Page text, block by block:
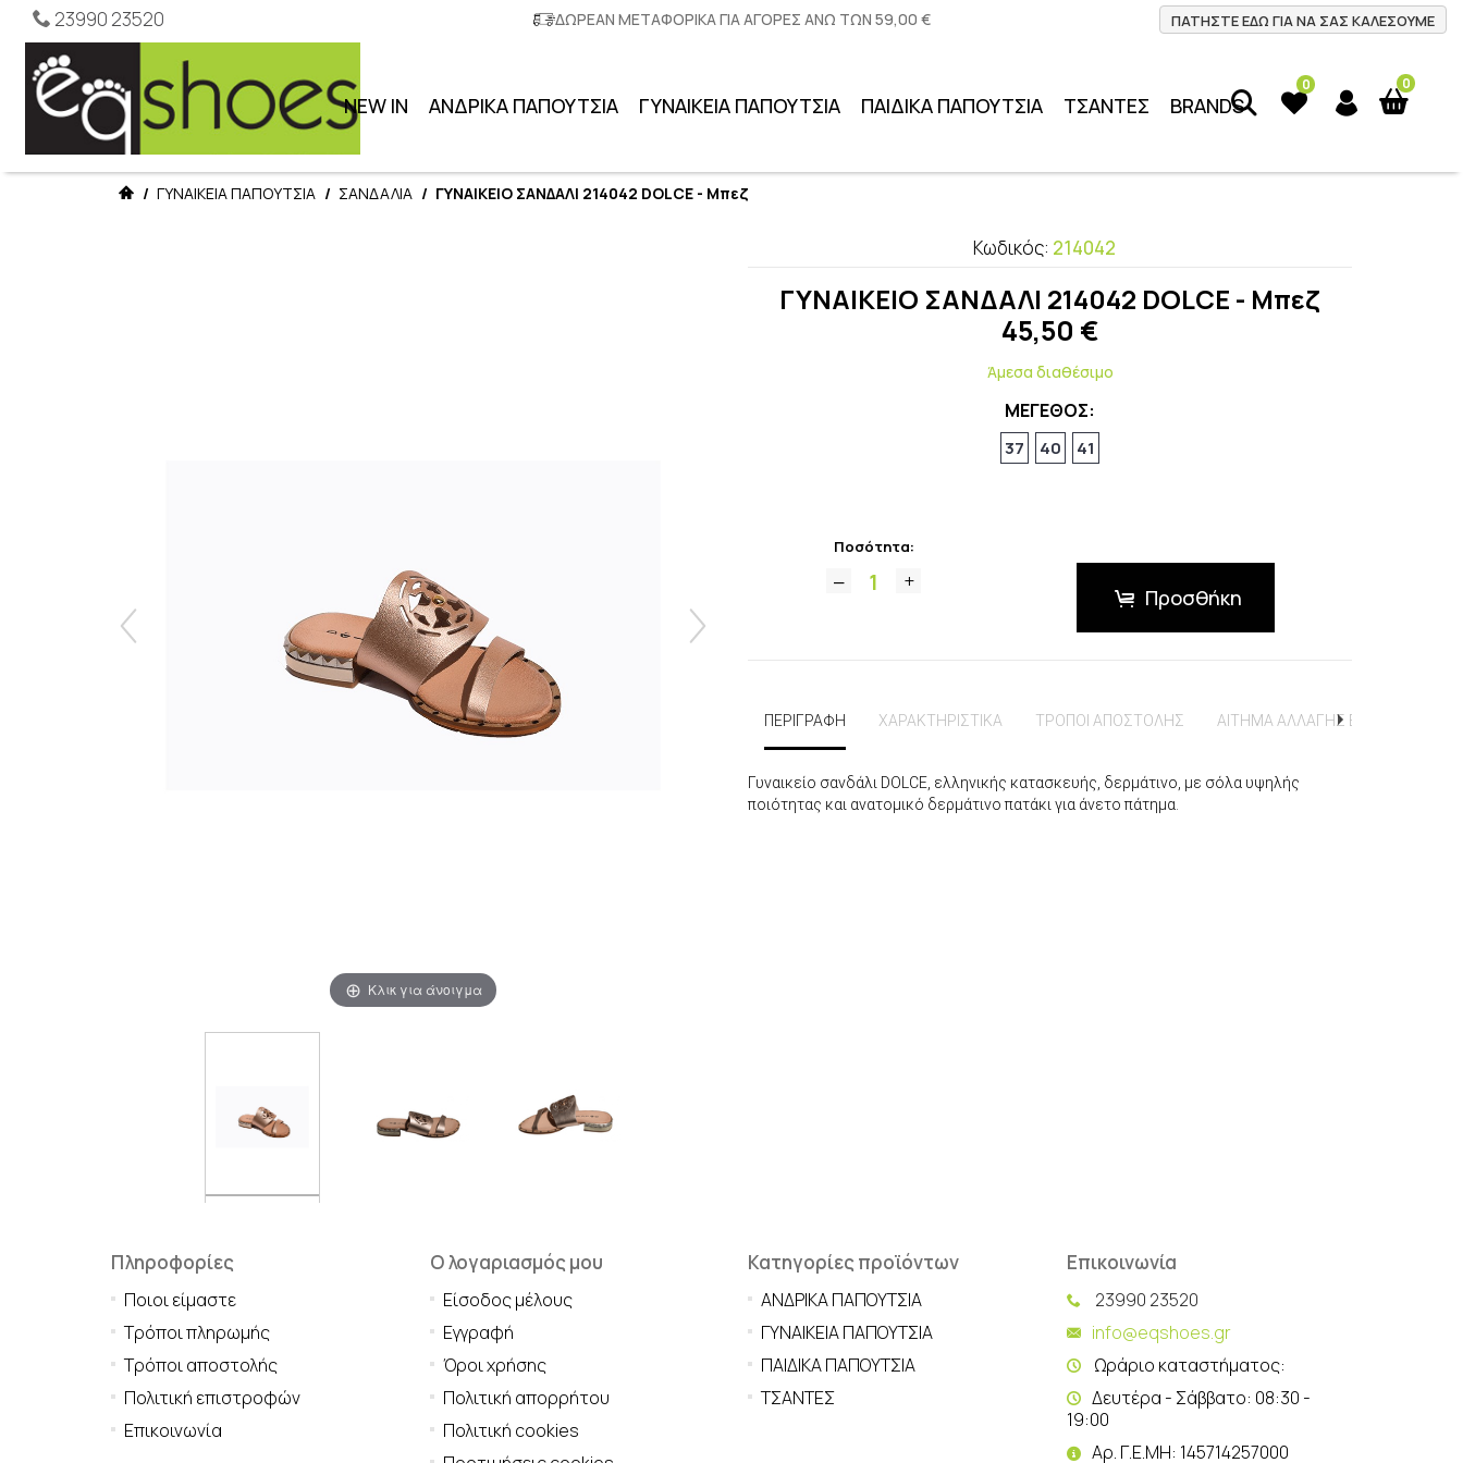
23990 23520 ΔΩΡΕΑΝ ΜΕΤΑΦΟΡΙΚΑ ΓΙΑ ΑΓΟΡΕΣ ΑΝΩ ΤΩΝ 59,00 € ΠΑΤΗΣΤΕ ΕΔΩ ΓΙΑ ΝΑ ΣΑΣ ΚΑΛΕΣΟΥΜΕ
0
0
NEW IN ΑΝΔΡΙΚΑ ΠΑΠΟΥΤΣΙΑ ΓΥΝΑΙΚΕΙΑ ΠΑΠΟΥΤΣΙΑ ΠΑΙΔΙΚΑ ΠΑΠΟΥΤΣΙΑ ΤΣΑΝΤΕΣ BRANDS
/ ΓΥΝΑΙΚΕΙΑ ΠΑΠΟΥΤΣΙΑ / ΣΑΝΔΑΛΙΑ / ΓΥΝΑΙΚΕΙΟ ΣΑΝΔΑΛΙ 214042 DOLCE - Μπεζ
Κλικ για άνοιγμα
Κωδικός: 214042
ΓΥΝΑΙΚΕΙΟ ΣΑΝΔΑΛΙ 214042 DOLCE - Μπεζ
45,50 €
Άμεσα διαθέσιμο
ΜΕΓΕΘΟΣ:
37 40 41
Ποσότητα:
Προσθήκη
ΠΕΡΙΓΡΑΦΗ ΧΑΡΑΚΤΗΡΙΣΤΙΚΑ ΤΡΟΠΟΙ ΑΠΟΣΤΟΛΗΣ ΑΙΤΗΜΑ ΑΛΛΑΓΗΣ ΕΠΙΣΤΡΟΦΗΣ
Γυναικείο σανδάλι DOLCE, ελληνικής κατασκευής, δερμάτινο, με σόλα υψηλής
ποιότητας και ανατομικό δερμάτινο πατάκι για άνετο πάτημα.
Πληροφορίες
Ποιοι είμαστε
Τρόποι πληρωμής
Τρόποι αποστολής
Πολιτική επιστροφών
Επικοινωνία
Ο λογαριασμός μου
Είσοδος μέλους
Εγγραφή
Όροι χρήσης
Πολιτική απορρήτου
Πολιτική cookies
Κατηγορίες προϊόντων
ΑΝΔΡΙΚΑ ΠΑΠΟΥΤΣΙΑ
ΓΥΝΑΙΚΕΙΑ ΠΑΠΟΥΤΣΙΑ
ΠΑΙΔΙΚΑ ΠΑΠΟΥΤΣΙΑ
ΤΣΑΝΤΕΣ
Επικοινωνία
23990 23520
info@eqshoes.gr
Ωράριο καταστήματος:
Δευτέρα - Σάββατο: 08:30 -
19:00
Αρ. Γ.Ε.ΜΗ: 145714257000